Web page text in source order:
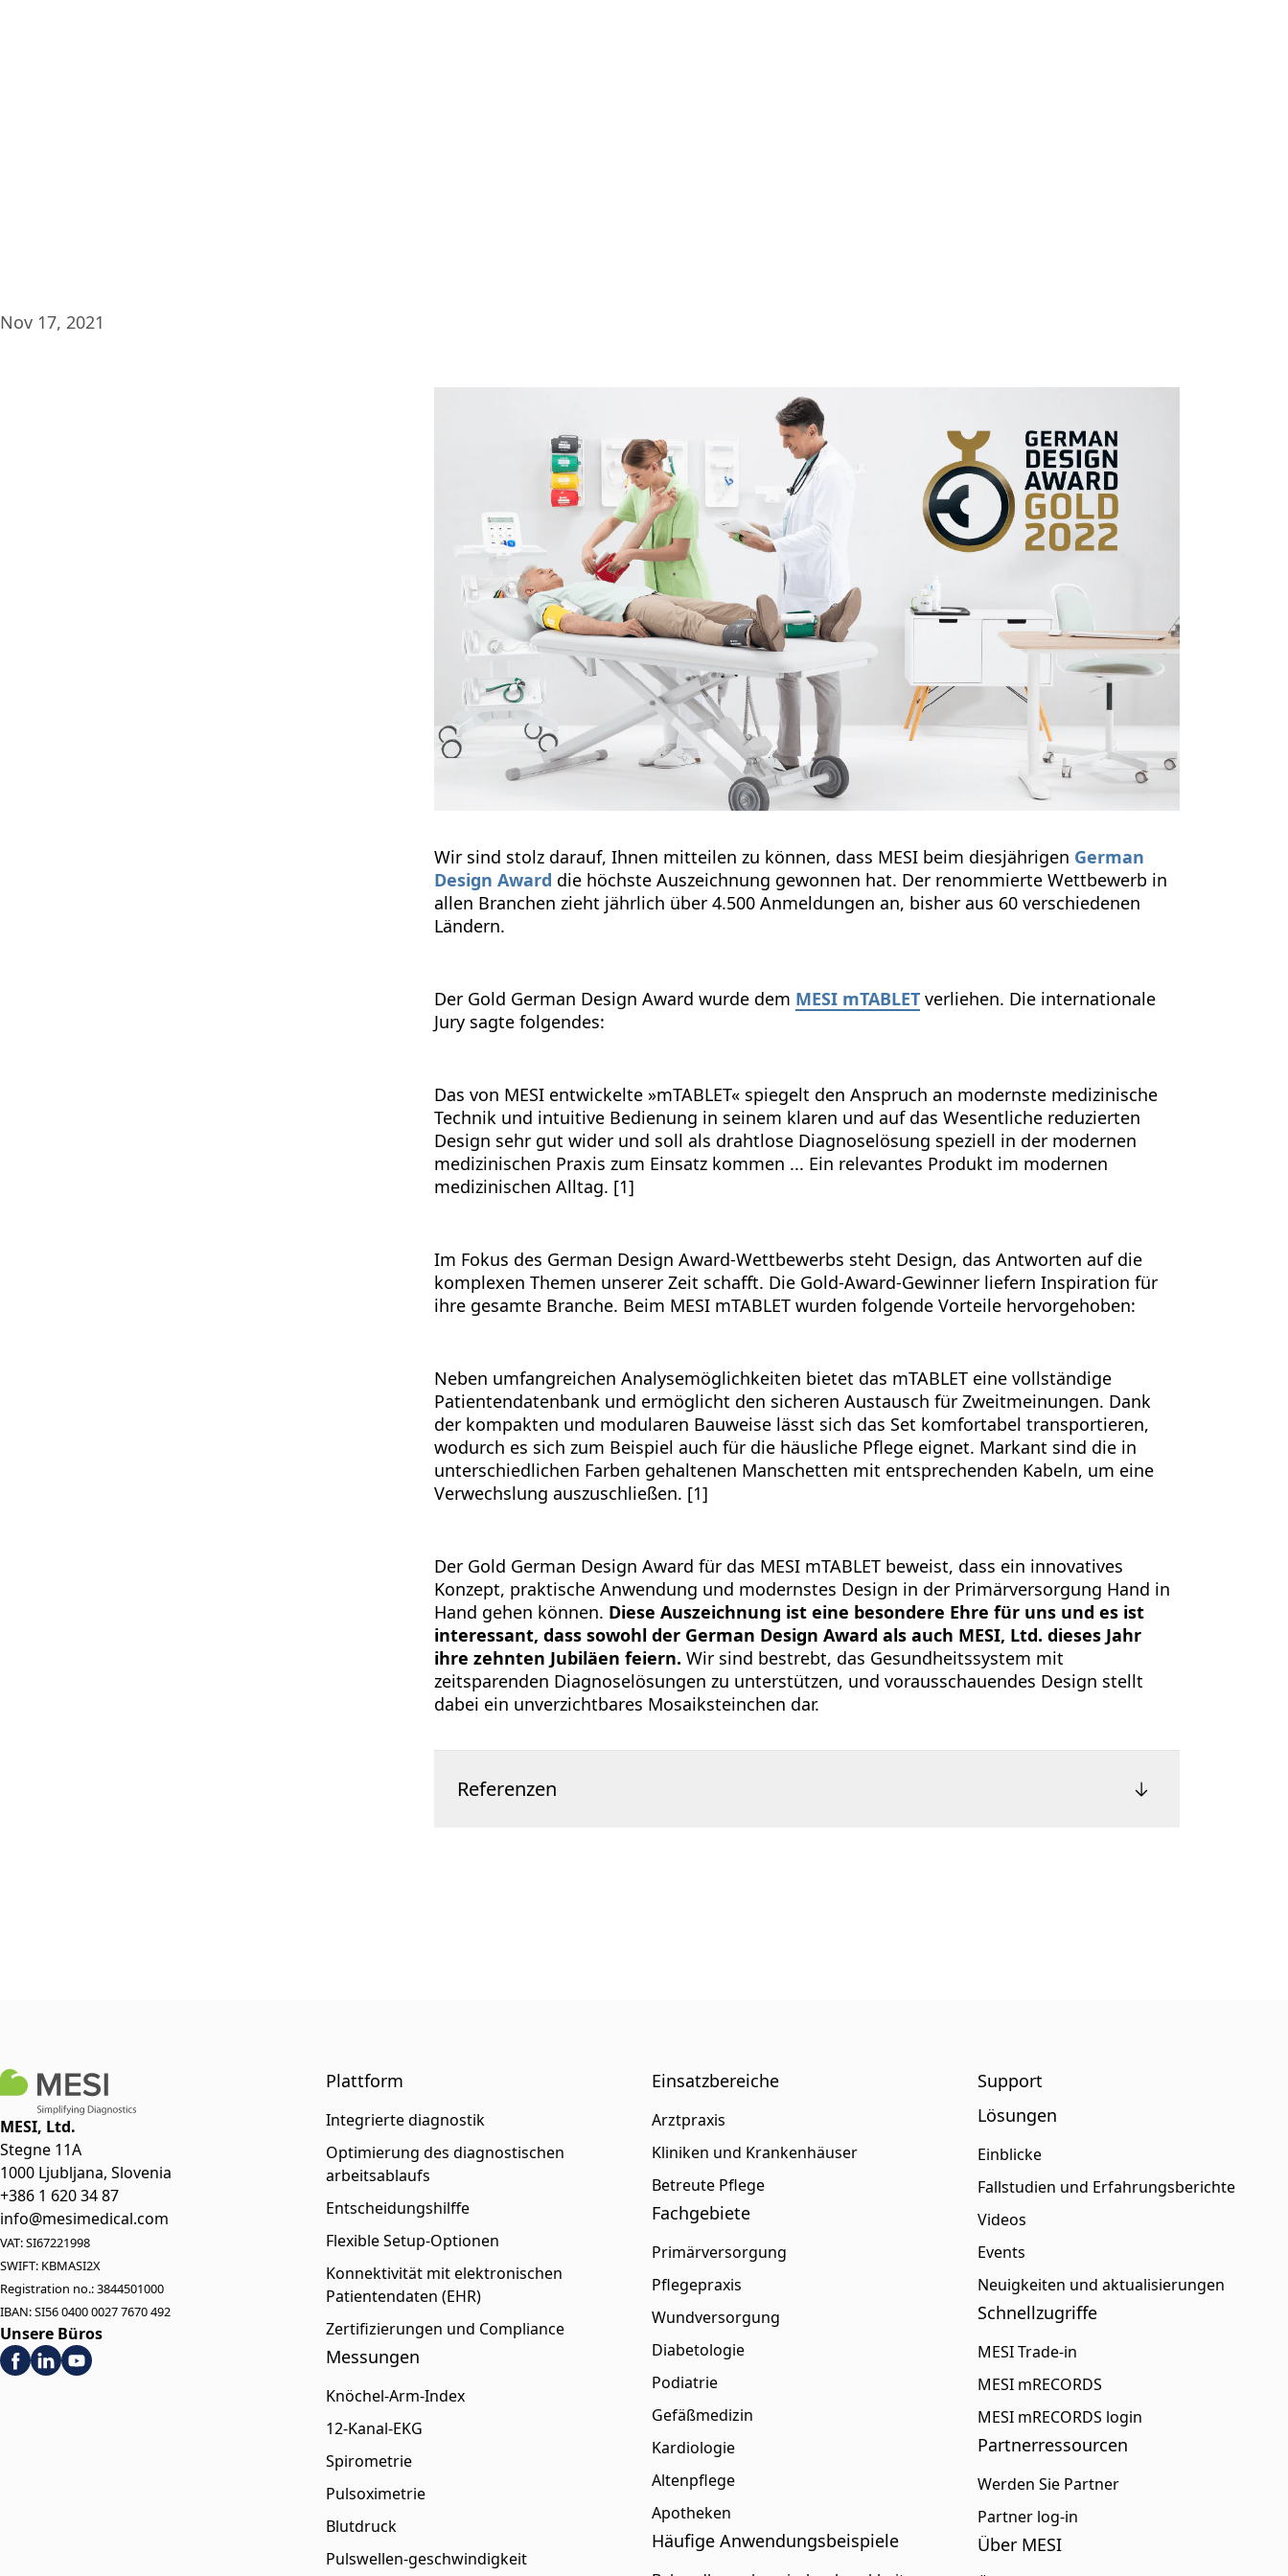
Nov 17, 2021
Wir sind stolz darauf, Ihnen mitteilen zu können, dass MESI beim diesjährigen German
Design Award die höchste Auszeichnung gewonnen hat. Der renommierte Wettbewerb in
allen Branchen zieht jährlich über 4.500 Anmeldungen an, bisher aus 60 verschiedenen
Ländern.
Der Gold German Design Award wurde dem MESI mTABLET verliehen. Die internationale
Jury sagte folgendes:
Das von MESI entwickelte »mTABLET« spiegelt den Anspruch an modernste medizinische
Technik und intuitive Bedienung in seinem klaren und auf das Wesentliche reduzierten
Design sehr gut wider und soll als drahtlose Diagnoselösung speziell in der modernen
medizinischen Praxis zum Einsatz kommen ... Ein relevantes Produkt im modernen
medizinischen Alltag. [1]
Im Fokus des German Design Award-Wettbewerbs steht Design, das Antworten auf die
komplexen Themen unserer Zeit schafft. Die Gold-Award-Gewinner liefern Inspiration für
ihre gesamte Branche. Beim MESI mTABLET wurden folgende Vorteile hervorgehoben:
Neben umfangreichen Analysemöglichkeiten bietet das mTABLET eine vollständige
Patientendatenbank und ermöglicht den sicheren Austausch für Zweitmeinungen. Dank
der kompakten und modularen Bauweise lässt sich das Set komfortabel transportieren,
wodurch es sich zum Beispiel auch für die häusliche Pflege eignet. Markant sind die in
unterschiedlichen Farben gehaltenen Manschetten mit entsprechenden Kabeln, um eine
Verwechslung auszuschließen. [1]
Der Gold German Design Award für das MESI mTABLET beweist, dass ein innovatives
Konzept, praktische Anwendung und modernstes Design in der Primärversorgung Hand in
Hand gehen können. Diese Auszeichnung ist eine besondere Ehre für uns und es ist
interessant, dass sowohl der German Design Award als auch MESI, Ltd. dieses Jahr
ihre zehnten Jubiläen feiern. Wir sind bestrebt, das Gesundheitssystem mit
zeitsparenden Diagnoselösungen zu unterstützen, und vorausschauendes Design stellt
dabei ein unverzichtbares Mosaiksteinchen dar.
Referenzen
MESI, Ltd.
Stegne 11A
1000 Ljubljana, Slovenia
+386 1 620 34 87
info@mesimedical.com
VAT: SI67221998
SWIFT: KBMASI2X
Registration no.: 3844501000
IBAN: SI56 0400 0027 7670 492
Unsere Büros
Plattform
Integrierte diagnostik
Optimierung des diagnostischen
arbeitsablaufs
Entscheidungshilffe
Flexible Setup-Optionen
Konnektivität mit elektronischen
Patientendaten (EHR)
Zertifizierungen und Compliance
Messungen
Knöchel-Arm-Index
12-Kanal-EKG
Spirometrie
Pulsoximetrie
Blutdruck
Pulswellen-geschwindigkeit
Einsatzbereiche
Arztpraxis
Kliniken und Krankenhäuser
Betreute Pflege
Fachgebiete
Primärversorgung
Pflegepraxis
Wundversorgung
Diabetologie
Podiatrie
Gefäßmedizin
Kardiologie
Altenpflege
Apotheken
Häufige Anwendungsbeispiele
Support
Lösungen
Einblicke
Fallstudien und Erfahrungsberichte
Videos
Events
Neuigkeiten und aktualisierungen
Schnellzugriffe
MESI Trade-in
MESI mRECORDS
MESI mRECORDS login
Partnerressourcen
Werden Sie Partner
Partner log-in
Über MESI